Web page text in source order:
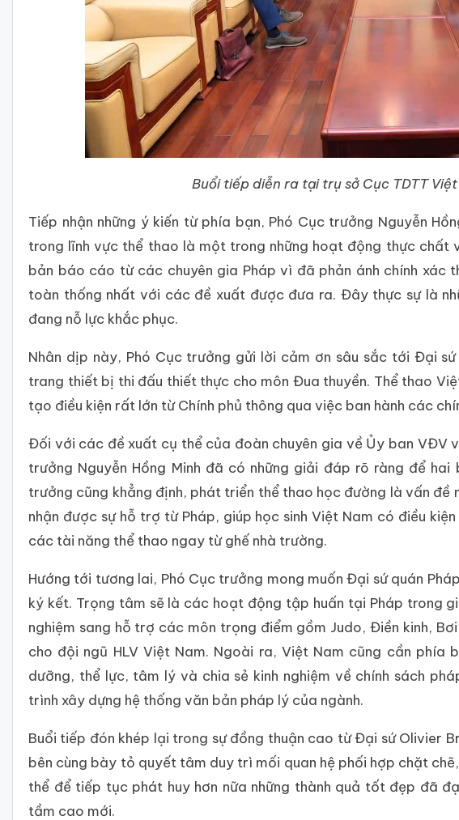
Buổi tiếp diễn ra tại trụ sở Cục TDTT
Tiếp nhận những ý kiến từ phía bạn, Phó Cục trưởng Nguyễn
trong lĩnh vực thể thao là một trong những hoạt động thực chất
bản báo cáo từ các chuyên gia Pháp vì đã phản ánh chính xác
toàn thống nhất với các đề xuất được đưa ra. Đây thực sự là
đang nỗ lực khắc phục.
Nhân dịp này, Phó Cục trưởng gửi lời cảm ơn sâu sắc tới Đại
trang thiết bị thi đấu thiết thực cho môn Đua thuyền. Thể thao
tạo điều kiện rất lớn từ Chính phủ thông qua việc ban hành các
Đối với các đề xuất cụ thể của đoàn chuyên gia về Ủy ban VĐV
trưởng Nguyễn Hồng Minh đã có những giải đáp rõ ràng để hai
trưởng cũng khẳng định, phát triển thể thao học đường là vấn
nhận được sự hỗ trợ từ Pháp, giúp học sinh Việt Nam có điều
các tài năng thể thao ngay từ ghế nhà trường.
Hướng tới tương lai, Phó Cục trưởng mong muốn Đại sứ quán
ký kết. Trọng tâm sẽ là các hoạt động tập huấn tại Pháp trong
nghiệm sang hỗ trợ các môn trọng điểm gồm Judo, Điền kinh,
cho đội ngũ HLV Việt Nam. Ngoài ra, Việt Nam cũng cần phía
dưỡng, thể lực, tâm lý và chia sẻ kinh nghiệm về chính sách
trình xây dựng hệ thống văn bản pháp lý của ngành.
Buổi tiếp đón khép lại trong sự đồng thuận cao từ Đại sứ Olivier
bên cùng bày tỏ quyết tâm duy trì mối quan hệ phối hợp chặt
thể để tiếp tục phát huy hơn nữa những thành quả tốt đẹp đã
tầm cao mới.